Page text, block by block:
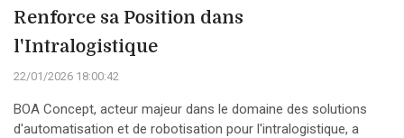
Renforce sa Position dans
l'Intralogistique
22/01/2026 18:00:42
BOA Concept, acteur majeur dans le domaine des solutions
d'automatisation et de robotisation pour l'intralogistique, a